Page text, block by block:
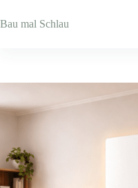
Inhalt
springen
Bau mal Schlau